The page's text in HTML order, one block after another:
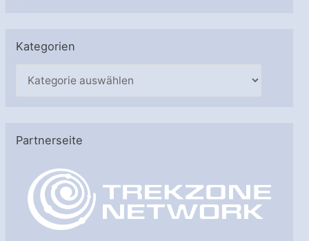
Kategorien
g
Partnerseite